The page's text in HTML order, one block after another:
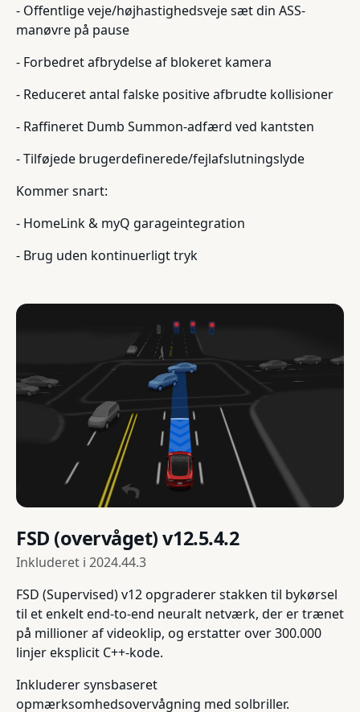
- Offentlige veje/højhastighedsveje sæt din ASS-
manøvre på pause
- Forbedret afbrydelse af blokeret kamera
- Reduceret antal falske positive afbrudte kollisioner
- Raffineret Dumb Summon-adfærd ved kantsten
- Tilføjede brugerdefinerede/fejlafslutningslyde
Kommer snart:
- HomeLink & myQ garageintegration
- Brug uden kontinuerligt tryk
FSD (overvåget) v12.5.4.2
Inkluderet i 2024.44.3
FSD (Supervised) v12 opgraderer stakken til bykørsel
til et enkelt end-to-end neuralt netværk, der er trænet
på millioner af videoklip, og erstatter over 300.000
linjer eksplicit C++-kode.
Inkluderer synsbaseret
opmærksomhedsovervågning med solbriller.